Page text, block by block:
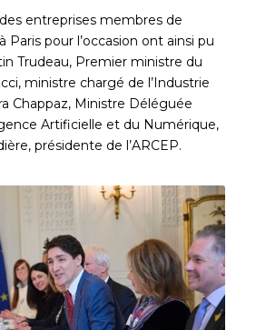
entreprises membres de
Paris pour l’occasion ont ainsi pu
Trudeau, Premier ministre du
ministre chargé de l’Industrie
Chappaz, Ministre Déléguée
Artificielle et du Numérique,
présidente de l’ARCEP.